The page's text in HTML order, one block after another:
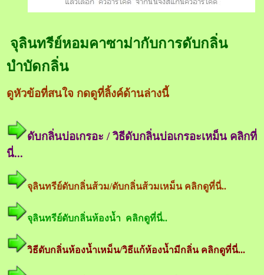
จุลินทรีย์หอมคาซาม่ากับการดับกลิ่น
บำบัดกลิ่น
ดูหัวข้อที่สนใจ กดดูที่ลิ้งค์ด้านล่างนี้
ดับกลิ่นบ่อเกรอะ / วิธีดับกลิ่นบ่อเกรอะเหม็น คลิกที่
นี่...
จุลินทรีย์ดับกลิ่นส้วม/ดับกลิ่นส้วมเหม็น คลิกดูที่นี่..
จุลินทรีย์ดับกลิ่นห้องน้ำ คลิกดูที่นี่..
วิธีดับกลิ่นห้องน้ำเหม็น/วิธีแก้ห้องน้ำมีกลิ่น คลิกดูที่นี่...